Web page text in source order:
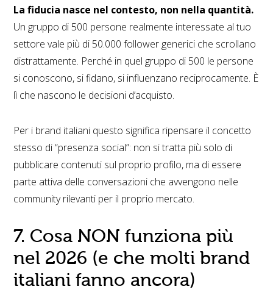
La fiducia nasce nel contesto, non nella quantità.
Un gruppo di 500 persone realmente interessate al tuo
settore vale più di 50.000 follower generici che scrollano
distrattamente. Perché in quel gruppo di 500 le persone
si conoscono, si fidano, si influenzano reciprocamente. È
lì che nascono le decisioni d’acquisto.
Per i brand italiani questo significa ripensare il concetto
stesso di “presenza social”: non si tratta più solo di
pubblicare contenuti sul proprio profilo, ma di essere
parte attiva delle conversazioni che avvengono nelle
community rilevanti per il proprio mercato.
7. Cosa NON funziona più
nel 2026 (e che molti brand
italiani fanno ancora)